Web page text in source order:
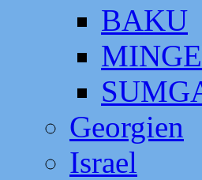
BAKU
Georgien
Israel